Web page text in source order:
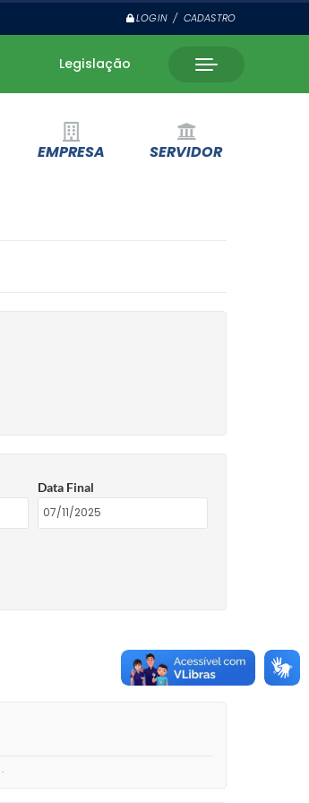
LOGIN / CADASTRO
Legislação
EMPRESA SERVIDOR
Data Final